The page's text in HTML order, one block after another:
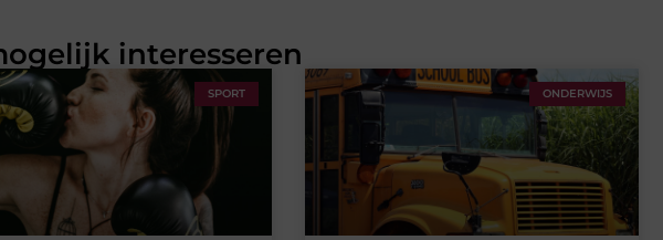
interesseren
SPORT ONDERWIJS